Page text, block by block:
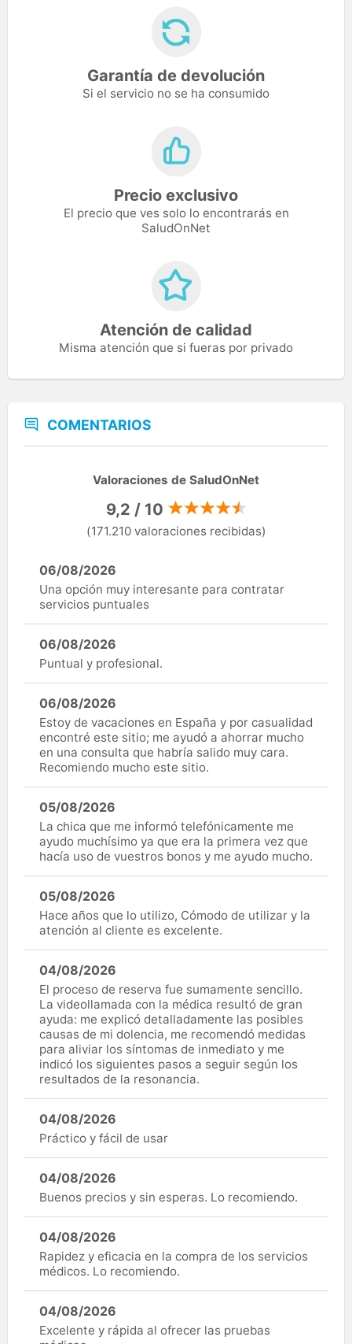
Garantía de devolución
Si el servicio no se ha consumido
Precio exclusivo
El precio que ves solo lo encontrarás en
SaludOnNet
Atención de calidad
Misma atención que si fueras por privado
COMENTARIOS
Valoraciones de SaludOnNet
9,2 / 10
(171.210 valoraciones recibidas)
06/08/2026
Una opción muy interesante para contratar
servicios puntuales
06/08/2026
Puntual y profesional.
06/08/2026
Estoy de vacaciones en España y por casualidad
encontré este sitio; me ayudó a ahorrar mucho
en una consulta que habría salido muy cara.
Recomiendo mucho este sitio.
05/08/2026
La chica que me informó telefónicamente me
ayudo muchísimo ya que era la primera vez que
hacía uso de vuestros bonos y me ayudo mucho.
05/08/2026
Hace años que lo utilizo, Cómodo de utilizar y la
atención al cliente es excelente.
04/08/2026
El proceso de reserva fue sumamente sencillo.
La videollamada con la médica resultó de gran
ayuda: me explicó detalladamente las posibles
causas de mi dolencia, me recomendó medidas
para aliviar los síntomas de inmediato y me
indicó los siguientes pasos a seguir según los
resultados de la resonancia.
04/08/2026
Práctico y fácil de usar
04/08/2026
Buenos precios y sin esperas. Lo recomiendo.
04/08/2026
Rapidez y eficacia en la compra de los servicios
médicos. Lo recomiendo.
04/08/2026
Excelente y rápida al ofrecer las pruebas